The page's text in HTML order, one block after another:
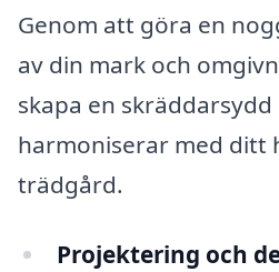
Genom att göra en
av din mark och
skapa en
harmoniserar med ditt
trädgård.
Projektering och